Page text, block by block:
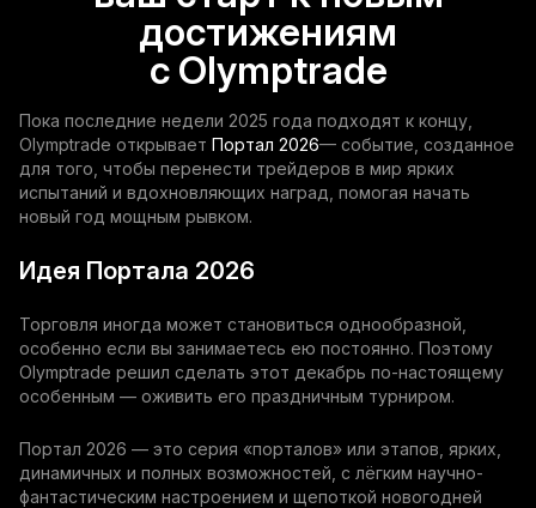
достижениям
с Olymptrade
Пока последние недели 2025 года подходят к концу,
Olymptrade открывает Портал 2026— событие, созданное
для того, чтобы перенести трейдеров в мир ярких
испытаний и вдохновляющих наград, помогая начать
новый год мощным рывком.
Идея Портала 2026
Торговля иногда может становиться однообразной,
особенно если вы занимаетесь ею постоянно. Поэтому
Olymptrade решил сделать этот декабрь по-настоящему
особенным — оживить его праздничным турниром.
Портал 2026 — это серия «порталов» или этапов, ярких,
динамичных и полных возможностей, с лёгким научно-
фантастическим настроением и щепоткой новогодней